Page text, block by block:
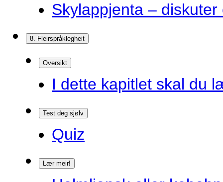
Skylappjenta – diskuter
8. Fleirspråklegheit
Oversikt
I dette kapitlet skal du
Test deg sjølv
Quiz
Lær meir!